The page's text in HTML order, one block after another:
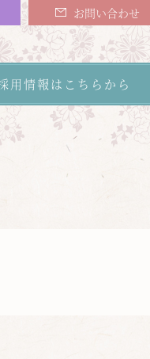
お問い合わせ
用情報はこちらから